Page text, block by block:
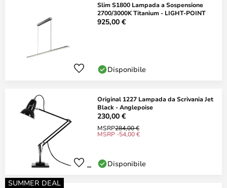
Slim S1800 Lampada a Sospensione
2700/3000K Titanium - LIGHT-POINT
925,00 €
Disponibile
Original 1227 Lampada da Scrivania Jet
Black - Anglepoise
230,00 €
MSRP284,00 €
MSRP -54,00 €
Disponibile
SUMMER DEAL